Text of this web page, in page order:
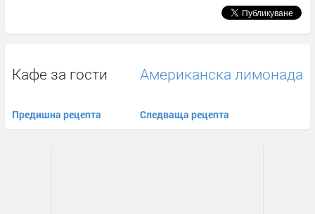
Кафе за гости
Предишна рецепта
Американска лимонада
Следваща рецепта